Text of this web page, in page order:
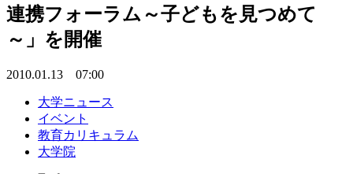
連携フォーラム～子どもを見つめて
～」を開催
2010.01.13 07:00
大学ニュース
イベント
教育カリキュラム
大学院